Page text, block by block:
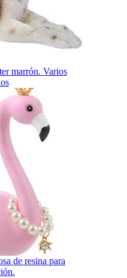
marrón. Varios
de resina para